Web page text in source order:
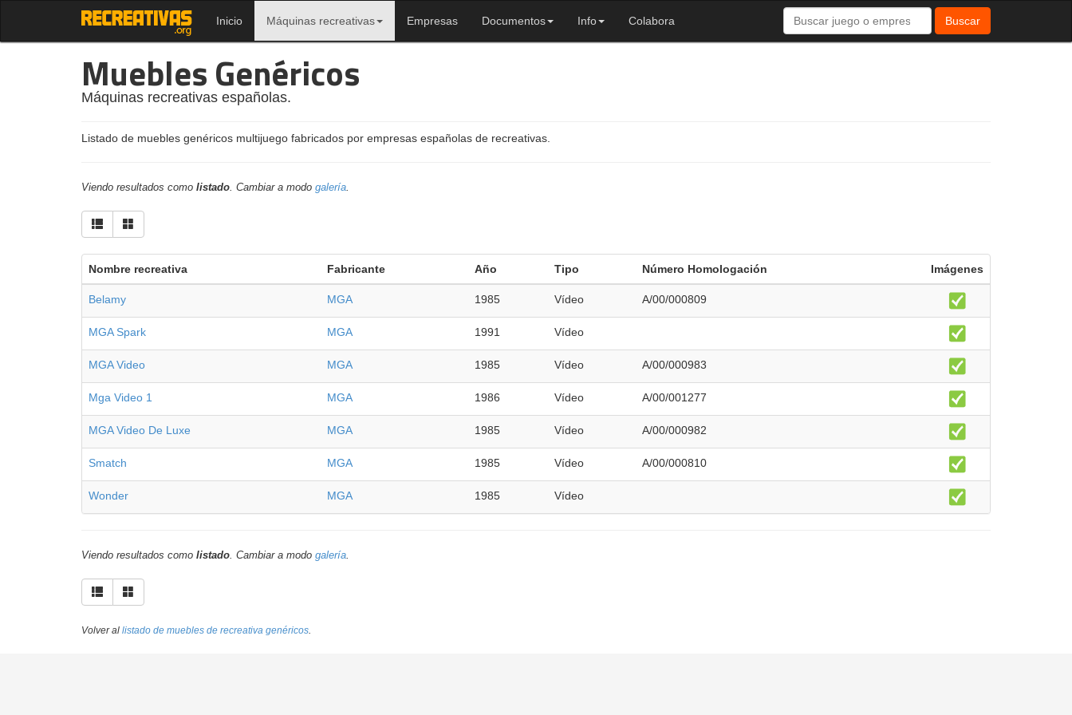
Inicio Máquinas recreativas Empresas Documentos Info Colabora Buscar
Muebles Genéricos
Máquinas recreativas españolas.
Listado de muebles genéricos multijuego fabricados por empresas españolas de recreativas.
Viendo resultados como listado. Cambiar a modo galería.
Nombre recreativa Fabricante Año Tipo Número Homologación Imágenes
Belamy MGA 1985 Vídeo A/00/000809
MGA Spark MGA 1991 Vídeo
MGA Video MGA 1985 Vídeo A/00/000983
Mga Video 1 MGA 1986 Vídeo A/00/001277
MGA Video De Luxe MGA 1985 Vídeo A/00/000982
Smatch MGA 1985 Vídeo A/00/000810
Wonder MGA 1985 Vídeo
Viendo resultados como listado. Cambiar a modo galería.
Volver al listado de muebles de recreativa genéricos.